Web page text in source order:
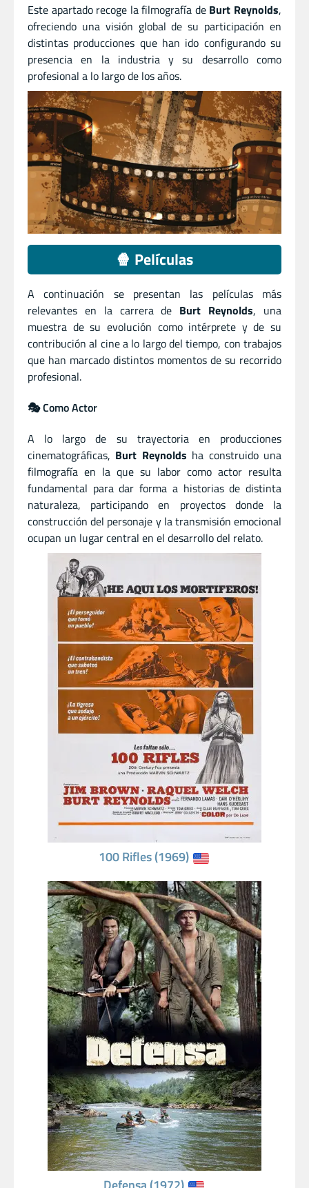
Este apartado recoge la filmografía de Burt Reynolds,
ofreciendo una visión global de su participación en
distintas producciones que han ido configurando su
presencia en la industria y su desarrollo como
profesional a lo largo de los años.
🍿 Películas
A continuación se presentan las películas más
relevantes en la carrera de Burt Reynolds, una
muestra de su evolución como intérprete y de su
contribución al cine a lo largo del tiempo, con trabajos
que han marcado distintos momentos de su recorrido
profesional.
🎭 Como Actor
A lo largo de su trayectoria en producciones
cinematográficas, Burt Reynolds ha construido una
filmografía en la que su labor como actor resulta
fundamental para dar forma a historias de distinta
naturaleza, participando en proyectos donde la
construcción del personaje y la transmisión emocional
ocupan un lugar central en el desarrollo del relato.
100 Rifles (1969)